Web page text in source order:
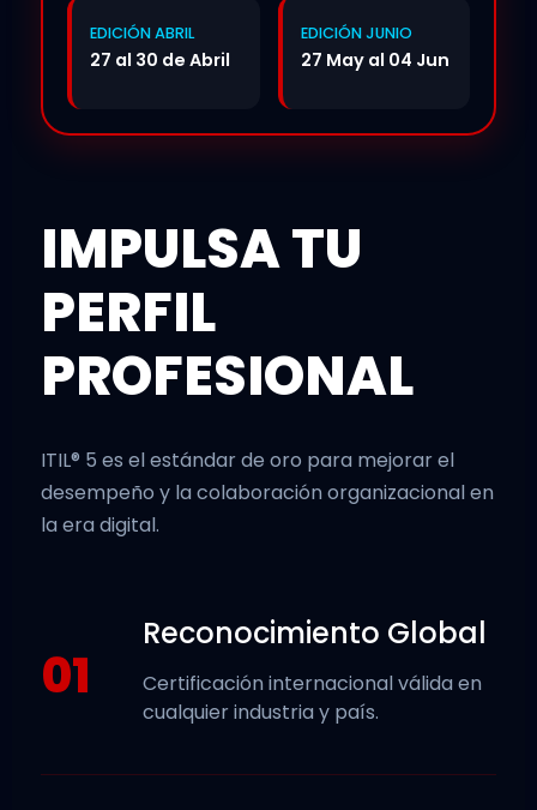
EDICIÓN ABRIL
27 al 30 de Abril
EDICIÓN JUNIO
27 May al 04 Jun
IMPULSA TU
PERFIL
PROFESIONAL
ITIL® 5 es el estándar de oro para mejorar el
desempeño y la colaboración organizacional en
la era digital.
01
Reconocimiento Global
Certificación internacional válida en
cualquier industria y país.